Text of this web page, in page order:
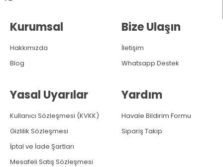
Kurumsal
Hakkımızda
Blog
Yasal Uyarılar
Kullanıcı Sözleşmesi (KVKK)
Gizlilik Sözleşmesi
İptal ve İade Şartları
Mesafeli Satış Sözleşmesi
Bize Ulaşın
İletişim
Whatsapp Destek
Yardım
Havale Bildirim Formu
Sipariş Takip